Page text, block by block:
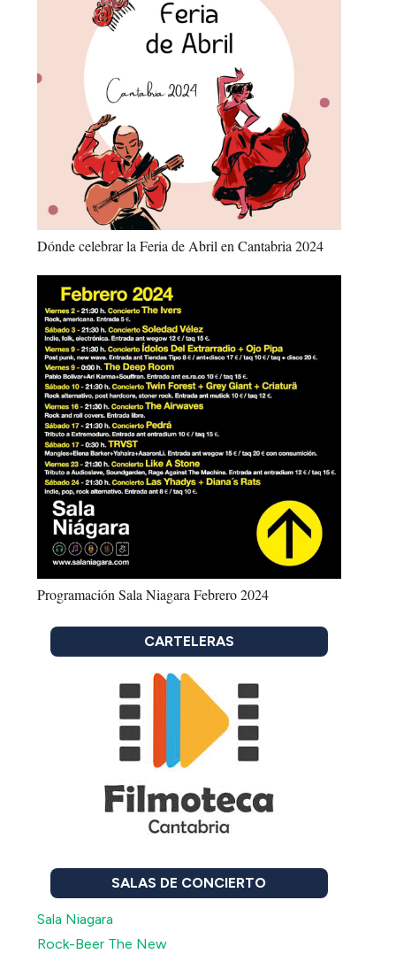
Dónde celebrar la Feria de Abril en Cantabria 2024
Programación Sala Niagara Febrero 2024
CARTELERAS
SALAS DE CONCIERTO
Sala Niagara
Rock-Beer The New